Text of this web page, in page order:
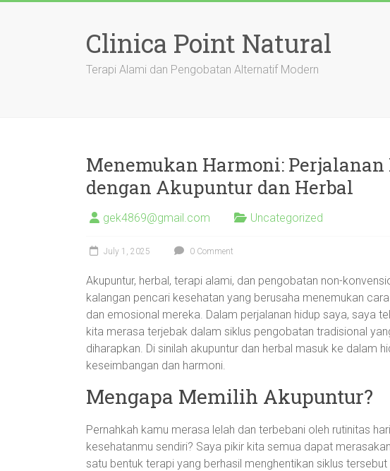
Clinica Point Natural
Terapi Alami dan Pengobatan Alternatif Modern
Menemukan Harmoni:
dengan Akupuntur dan Herbal
gek4869@gmail.com Uncategorized
July 1, 2025 0 Comment
Akupuntur, herbal, terapi alami, dan pengobatan non-
kalangan pencari kesehatan yang berusaha menemukan
dan emosional mereka. Dalam perjalanan hidup saya, saya
kita merasa terjebak dalam siklus pengobatan tradisional
diharapkan. Di sinilah akupuntur dan herbal masuk ke dalam
keseimbangan dan harmoni.
Mengapa Memilih Akupuntur?
Pernahkah kamu merasa lelah dan terbebani oleh rutinitas
kesehatanmu sendiri? Saya pikir kita semua dapat
satu bentuk terapi yang berhasil menghentikan siklus